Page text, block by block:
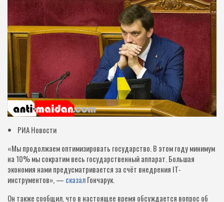
РИА Новости
«Мы продолжаем оптимизировать государство. В этом году минимум
на 10% мы сократим весь государственный аппарат. Большая
экономия нами предусматривается за счёт внедрения IT-
инструментов», — сказалГончарук.
Он также сообщил, что в настоящее время обсуждается вопрос об